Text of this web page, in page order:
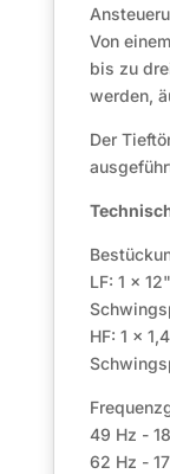
Von
bis zu
werden,
Der
LF: 1 x
HF: 1 x
49 Hz -
62 Hz -